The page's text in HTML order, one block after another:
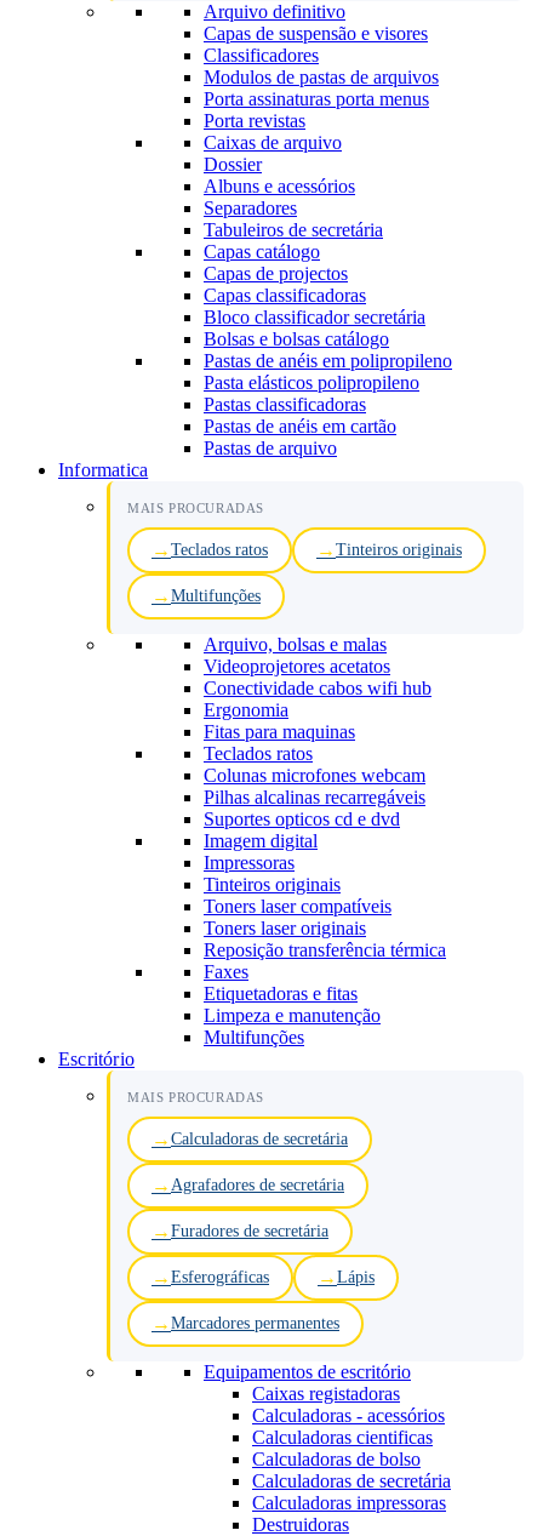
Arquivo definitivo
Capas de suspensão e visores
Classificadores
Modulos de pastas de arquivos
Porta assinaturas porta menus
Porta revistas
Caixas de arquivo
Dossier
Albuns e acessórios
Separadores
Tabuleiros de secretária
Capas catálogo
Capas de projectos
Capas classificadoras
Bloco classificador secretária
Bolsas e bolsas catálogo
Pastas de anéis em polipropileno
Pasta elásticos polipropileno
Pastas classificadoras
Pastas de anéis em cartão
Pastas de arquivo
Informatica
MAIS PROCURADAS
Teclados ratos Tinteiros originais
Multifunções
Arquivo, bolsas e malas
Videoprojetores acetatos
Conectividade cabos wifi hub
Ergonomia
Fitas para maquinas
Teclados ratos
Colunas microfones webcam
Pilhas alcalinas recarregáveis
Suportes opticos cd e dvd
Imagem digital
Impressoras
Tinteiros originais
Toners laser compatíveis
Toners laser originais
Reposição transferência térmica
Faxes
Etiquetadoras e fitas
Limpeza e manutenção
Multifunções
Escritório
MAIS PROCURADAS
Calculadoras de secretária
Agrafadores de secretária
Furadores de secretária
Esferográficas Lápis
Marcadores permanentes
Equipamentos de escritório
Caixas registadoras
Calculadoras - acessórios
Calculadoras cientificas
Calculadoras de bolso
Calculadoras de secretária
Calculadoras impressoras
Destruidoras